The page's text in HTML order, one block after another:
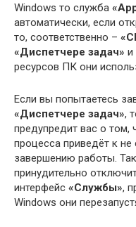
Windows то служба
автоматически, если
то, соответственно –
«Диспетчере задач» и
ресурсов ПК они
Если вы попытаетесь
«Диспетчере задач»,
предупредит вас о том,
процесса приведёт к
завершению работы.
принудительно
интерфейс «Службы»,
Windows они